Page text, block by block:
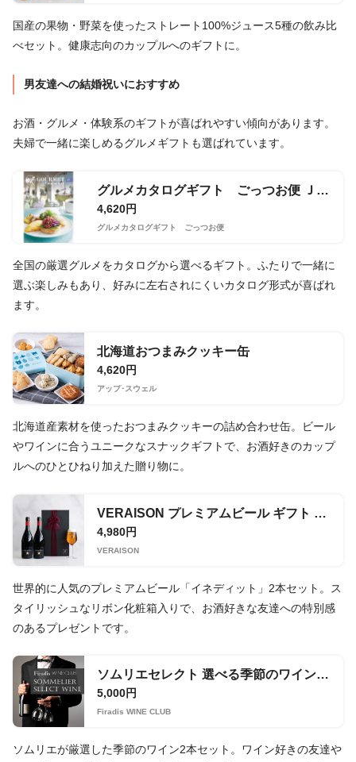
国産の果物・野菜を使ったストレート100%ジュース5種の飲み比
べセット。健康志向のカップルへのギフトに。
男友達への結婚祝いにおすすめ
お酒・グルメ・体験系のギフトが喜ばれやすい傾向があります。
夫婦で一緒に楽しめるグルメギフトも選ばれています。
グルメカタログギフト ごっつお便 ＪＳコース
4,620円
グルメカタログギフト ごっつお便
全国の厳選グルメをカタログから選べるギフト。ふたりで一緒に
選ぶ楽しみもあり、好みに左右されにくいカタログ形式が喜ばれ
ます。
北海道おつまみクッキー缶
4,620円
アップ･スウェル
北海道産素材を使ったおつまみクッキーの詰め合わせ缶。ビール
やワインに合うユニークなスナックギフトで、お酒好きのカップ
ルへのひとひねり加えた贈り物に。
VERAISON プレミアムビール ギフト イネディット リボン化粧箱 2本セット
4,980円
VERAISON
世界的に人気のプレミアムビール「イネディット」2本セット。ス
タイリッシュなリボン化粧箱入りで、お酒好きな友達への特別感
のあるプレゼントです。
ソムリエセレクト 選べる季節のワイン2本セット 5000
5,000円
Firadis WINE CLUB
ソムリエが厳選した季節のワイン2本セット。ワイン好きの友達や